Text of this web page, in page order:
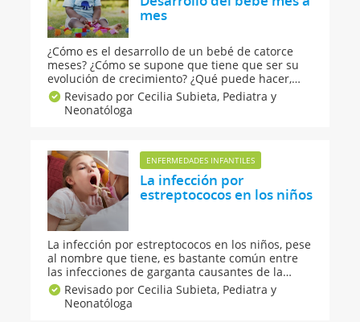
mes
¿Cómo es el desarrollo de un bebé de catorce
meses? ¿Cómo se supone que tiene que ser su
evolución de crecimiento? ¿Qué puede hacer,
qué comer o cóm podemos estimular a un bebé
de un año y dos meses? ¿Y sobre su lenguaje y
coordinación? ¡Aquí te lo contamos todo!
Revisado por Cecilia Subieta, Pediatra y
Neonatóloga
ENFERMEDADES INFANTILES
La infección por
estreptococos en los niños
La infección por estreptococos en los niños, pese
al nombre que tiene, es bastante común entre
las infecciones de garganta causantes de la
faringitis. Los estreptococos son unas bacterias
del grupo A, unos microorganismos que causan
infecciones de garganta entre niños con edades
Revisado por Cecilia Subieta, Pediatra y
Neonatóloga